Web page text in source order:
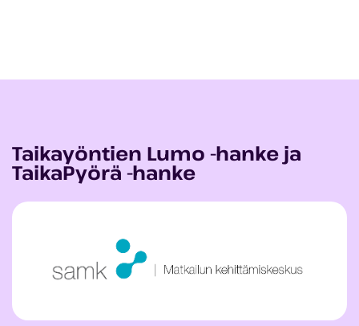
Taikayöntien Lumo -hanke ja
TaikaPyörä -hanke